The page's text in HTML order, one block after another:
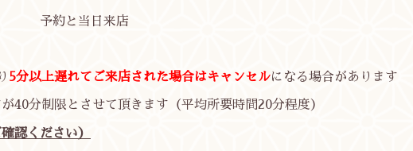
予約と当日来店
5分以上遅れてご来店された場合はキャンセルになる場合があります
分制限とさせて頂きます（平均所要時間20分程度）
認ください）